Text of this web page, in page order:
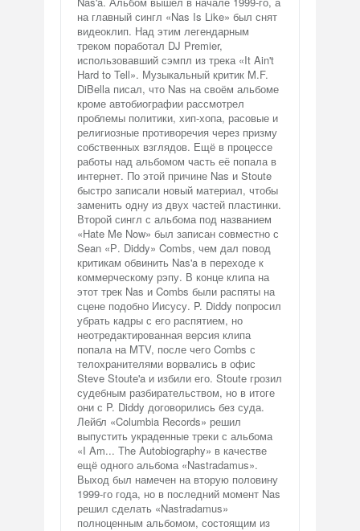
на главный сингл «Nas Is Like» был снят
видеоклип. Над этим легендарным
треком поработал DJ Premier,
использовавший сэмпл из трека «It Ain't
Hard to Tell». Музыкальный критик M.F.
DiBella писал, что Nas на своём альбоме
кроме автобиографии рассмотрел
проблемы политики, хип-хопа, расовые и
религиозные противоречия через призму
собственных взглядов. Ещё в процессе
работы над альбомом часть её попала в
интернет. По этой причине Nas и Stoute
быстро записали новый материал, чтобы
заменить одну из двух частей пластинки.
Второй сингл с альбома под названием
«Hate Me Now» был записан совместно с
Sean «Р. Diddy» Combs, чем дал повод
критикам обвинить Nas'a в переходе к
коммерческому рэпу. В конце клипа на
этот трек Nas и Combs были распяты на
сцене подобно Иисусу. P. Diddy попросил
убрать кадры с его распятием, но
неотредактированная версия клипа
попала на MTV, после чего Combs с
телохранителями ворвались в офис
Steve Stoute'a и избили его. Stoute грозил
судебным разбирательством, но в итоге
они с P. Diddy договорились без суда.
Лейбл «Columbia Records» решил
выпустить украденные треки с альбома
«I Am... The Autobiography» в качестве
ещё одного альбома «Nastradamus».
Выход был намечен на вторую половину
1999-го года, но в последний момент Nas
решил сделать «Nastradamus»
полноценным альбомом, состоящим из